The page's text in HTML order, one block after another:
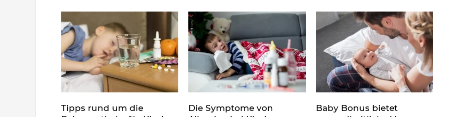
Tipps rund um die
Die Symptome von
Baby Bonus bietet